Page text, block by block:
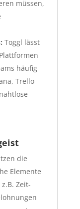
müssen,
Toggl lässt
häufig
Trello
die
Elemente
Zeit-